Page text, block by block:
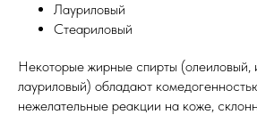
Лауриловый
Стеариловый
Некоторые жирные спирты (олеиловый,
лауриловый) обладают
нежелательные реакции на коже,